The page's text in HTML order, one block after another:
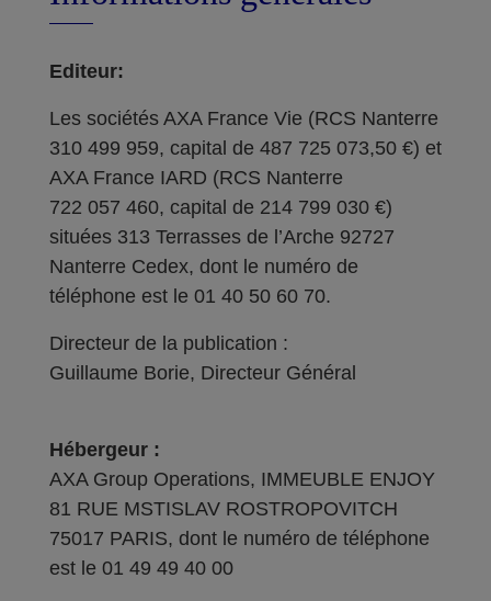
Editeur:
Les sociétés AXA France Vie (RCS Nanterre
310 499 959, capital de 487 725 073,50 €) et
AXA France IARD (RCS Nanterre
722 057 460, capital de 214 799 030 €)
situées 313 Terrasses de l’Arche 92727
Nanterre Cedex, dont le numéro de
téléphone est le 01 40 50 60 70.
Directeur de la publication :
Guillaume Borie, Directeur Général
Hébergeur :
AXA Group Operations, IMMEUBLE ENJOY
81 RUE MSTISLAV ROSTROPOVITCH
75017 PARIS, dont le numéro de téléphone
est le 01 49 49 40 00